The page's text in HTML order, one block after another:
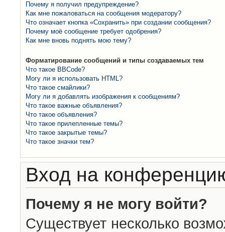
Почему я получил предупреждение?
Как мне пожаловаться на сообщения модератору?
Что означает кнопка «Сохранить» при создании сообщения?
Почему моё сообщение требует одобрения?
Как мне вновь поднять мою тему?
Форматирование сообщений и типы создаваемых тем
Что такое BBCode?
Могу ли я использовать HTML?
Что такое смайлики?
Могу ли я добавлять изображения к сообщениям?
Что такое важные объявления?
Что такое объявления?
Что такое прилепленные темы?
Что такое закрытые темы?
Что такое значки тем?
Вход на
Почему я не могу войти?
Существует несколько